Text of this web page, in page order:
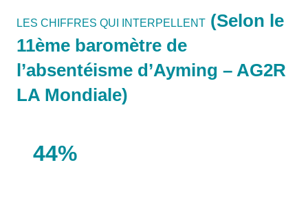
LES CHIFFRES QUI INTERPELLENT (Selon le
11ème baromètre de
l’absentéisme d’Ayming – AG2R
LA Mondiale)
44%